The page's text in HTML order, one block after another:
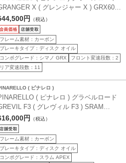
X ( グレンジャー X ) GRX600
GREEN SAND ( グリーンサンド ) 53
応身長目安170cm前後)
円 （税込）
フレーム素材：カーボン
ブレーキタイプ：ディスク オイル
コンポグレード：シマノ GRX
フロント変速段数：2
リア変速段数：11
( ピナレロ )
( ピナレロ ) グラベルロード
F3 ( グレヴィル F3 ) SRAM
AXS 1x12 H330 エトナ ブラック
(身長目安180cm前後)
円 （税込）
フレーム素材：カーボン
ブレーキタイプ：ディスク オイル
コンポグレード：スラム APEX